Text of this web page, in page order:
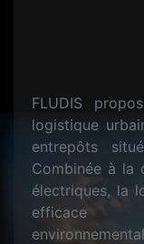
FLUDIS
logistique
entrepôts
Combinée à la
électriques, la
efficace